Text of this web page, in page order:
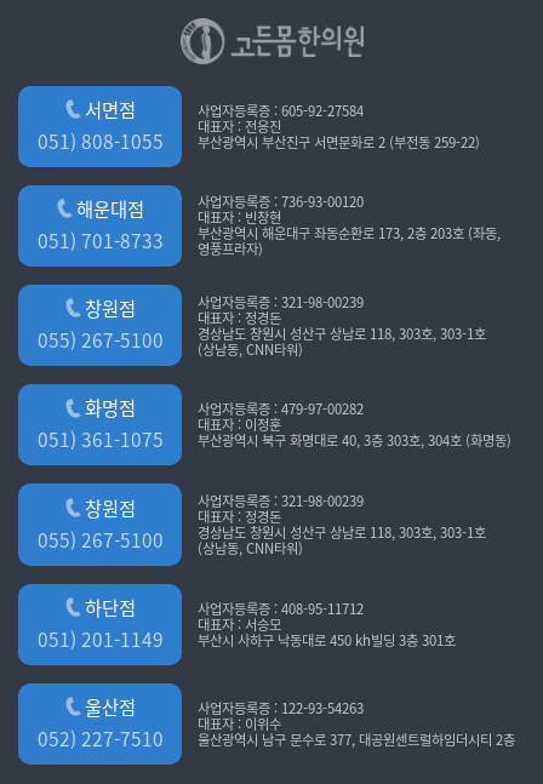
서면점
051) 808-1055
사업자등록증 : 605-92-27584
대표자 : 전응진
부산광역시 부산진구 서면문화로 2 (부전동 259-22)
해운대점
051) 701-8733
사업자등록증 : 736-93-00120
대표자 : 빈창현
부산광역시 해운대구 좌동순환로 173, 2층 203호 (좌동,
영풍프라자)
창원점
055) 267-5100
사업자등록증 : 321-98-00239
대표자 : 정경돈
경상남도 창원시 성산구 상남로 118, 303호, 303-1호
(상남동, CNN타워)
화명점
051) 361-1075
사업자등록증 : 479-97-00282
대표자 : 이정훈
부산광역시 북구 화명대로 40, 3층 303호, 304호 (화명동)
창원점
055) 267-5100
사업자등록증 : 321-98-00239
대표자 : 정경돈
경상남도 창원시 성산구 상남로 118, 303호, 303-1호
(상남동, CNN타워)
하단점
051) 201-1149
사업자등록증 : 408-95-11712
대표자 : 서승모
부산시 사하구 낙동대로 450 kh빌딩 3층 301호
울산점
052) 227-7510
사업자등록증 : 122-93-54263
대표자 : 이위수
울산광역시 남구 문수로 377, 대공원센트럴하임더시티 2층